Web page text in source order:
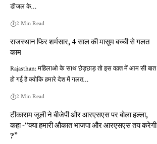
डीजल के…
2 Min Read
राजस्थान फिर शर्मसार, 4 साल की मासूम बच्ची से गलत
काम
Rajasthan: महिलाओ के साथ छेड़छाड़ तो इस वक़्त में आम सी बात
हो गई है क्योकि हमारे देश में गलत…
2 Min Read
टीकाराम जूली ने बीजेपी और आरएसएस पर बोला हल्ला,
कहा -“क्या हमारी औकात भाजपा और आरएसएस तय करेगी
?”